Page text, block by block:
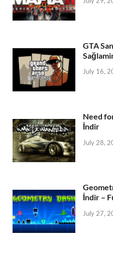
GTA
July 16,
Need
İndir
July 28,
İndir –
July 27,